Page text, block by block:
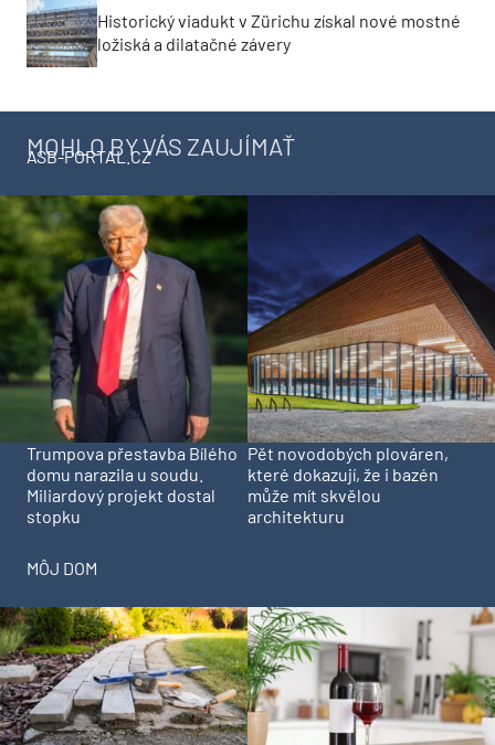
Historický viadukt v Zürichu získal nové mostné
ložiská a dilatačné závery
MOHLO BY VÁS ZAUJÍMAŤ
ASB-PORTAL.CZ
Trumpova přestavba Bílého
domu narazila u soudu.
Miliardový projekt dostal
stopku
Pět novodobých plováren,
které dokazují, že i bazén
může mít skvělou
architekturu
MÔJ DOM